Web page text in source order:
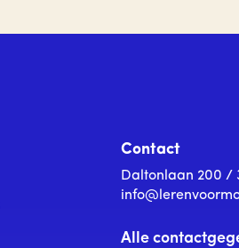
Contact
Daltonlaan 200 /
Alle